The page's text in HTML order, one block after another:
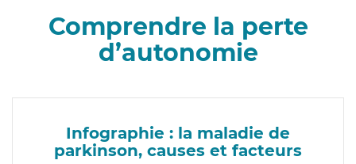
Comprendre la perte
d’autonomie
Infographie : la maladie de
parkinson, causes et facteurs